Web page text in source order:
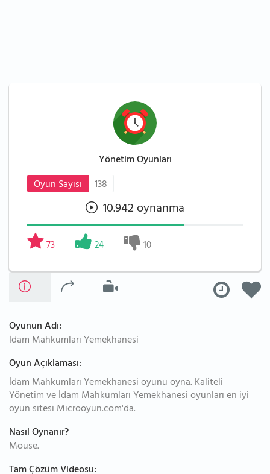
Yönetim Oyunları
Oyun Sayısı
138
10.942 oynanma
73 24 10
Oyunun Adı:
İdam Mahkumları Yemekhanesi
Oyun Açıklaması:
İdam Mahkumları Yemekhanesi oyunu oyna. Kaliteli
Yönetim ve İdam Mahkumları Yemekhanesi oyunları en iyi
oyun sitesi Microoyun.com'da.
Nasıl Oynanır?
Mouse.